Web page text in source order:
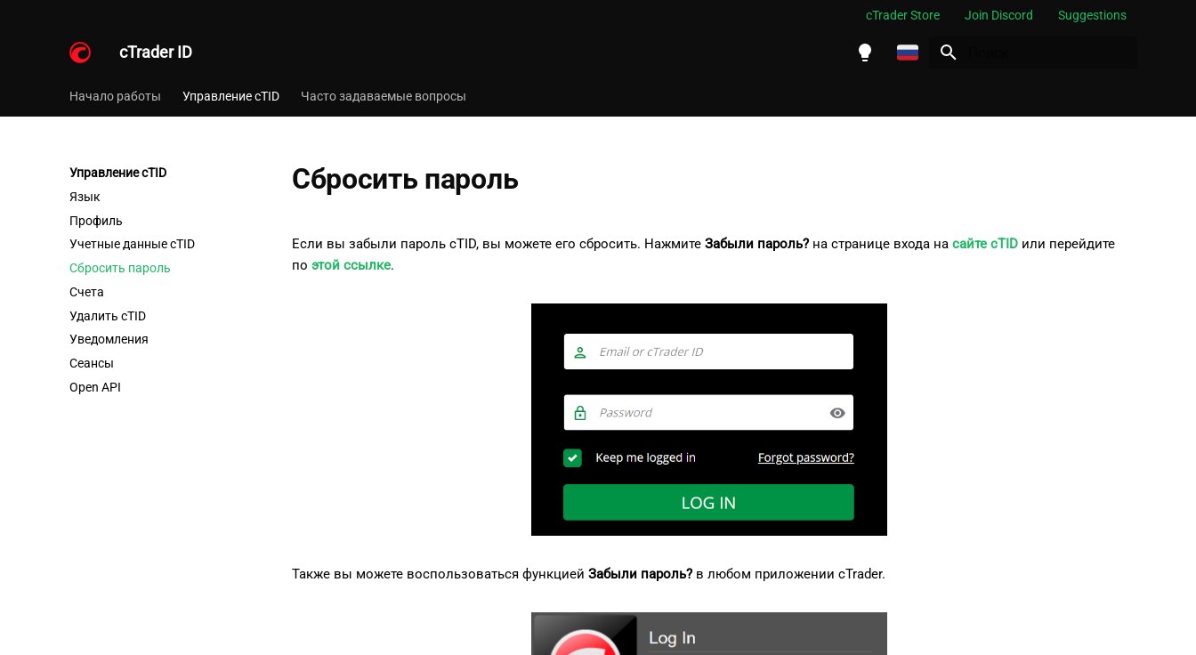
cTrader Store Join Discord Suggestions
cTrader ID
Melayu
Русский
Начало работы Управление cTID Часто задаваемые вопросы
Управление cTID
Язык
Профиль
Учетные данные cTID
Сбросить пароль
Счета
Удалить cTID
Уведомления
Сеансы
Open API
Сбросить пароль
Если вы забыли пароль cTID, вы можете его сбросить. Нажмите Забыли пароль?на странице входа на сайте cTID или перейдите
по этой ссылке.
Также вы можете воспользоваться функцией Забыли пароль?в любом приложении cTrader.